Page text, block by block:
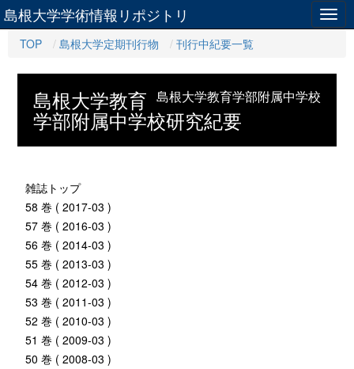
島根大学学術情報リポジトリ
TOP 島根大学定期刊行物 刊行中紀要一覧
島根大学教育学部附属中学校
島根大学教育
学部附属中学校研究紀要
雑誌トップ
58 巻 ( 2017-03 )
57 巻 ( 2016-03 )
56 巻 ( 2014-03 )
55 巻 ( 2013-03 )
54 巻 ( 2012-03 )
53 巻 ( 2011-03 )
52 巻 ( 2010-03 )
51 巻 ( 2009-03 )
50 巻 ( 2008-03 )